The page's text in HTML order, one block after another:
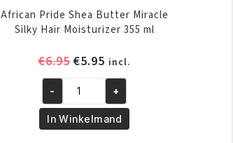
African Pride Shea Butter Miracle
Silky Hair Moisturizer 355 ml
€6.95 Oorspronkelijke
was:
€6.95.
€5.95 Huidige
prijs
is:
€5.95.
incl.
African
Pride
Shea
- +
In Winkelmand